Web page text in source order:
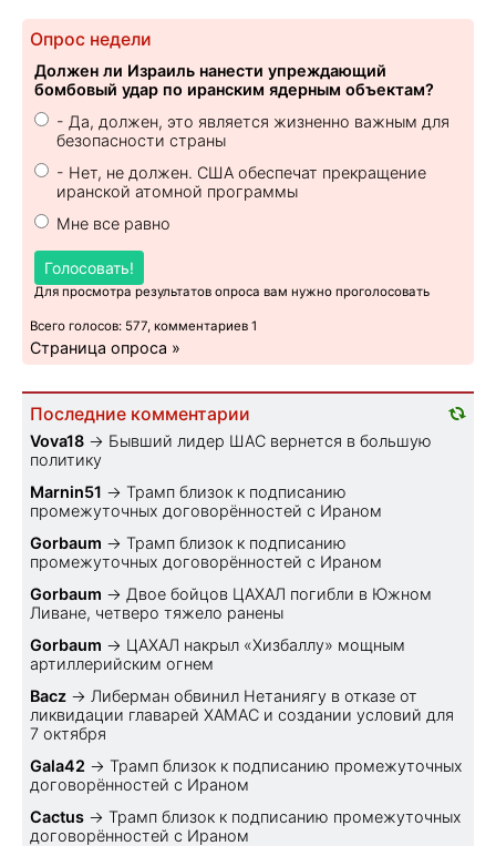
Опрос недели
Должен ли Израиль нанести упреждающий
бомбовый удар по иранским ядерным объектам?
- Да, должен, это является жизненно важным для
безопасности страны
- Нет, не должен. США обеспечат прекращение
иранской атомной программы
Мне все равно
Голосовать!
Для просмотра результатов опроса вам нужно проголосовать
Всего голосов: 577, комментариев 1
Страница опроса »
Последние комментарии
Vova18 → Бывший лидер ШАС вернется в большую
политику
Marnin51 → Трамп близок к подписанию
промежуточных договорённостей с Ираном
Gorbaum → Трамп близок к подписанию
промежуточных договорённостей с Ираном
Gorbaum → Двое бойцов ЦАХАЛ погибли в Южном
Ливане, четверо тяжело ранены
Gorbaum → ЦАХАЛ накрыл «Хизбаллу» мощным
артиллерийским огнем
Bacz → Либерман обвинил Нетаниягу в отказе от
ликвидации главарей ХАМАС и создании условий для
7 октября
Gala42 → Трамп близок к подписанию промежуточных
договорённостей с Ираном
Cactus → Трамп близок к подписанию промежуточных
договорённостей с Ираном